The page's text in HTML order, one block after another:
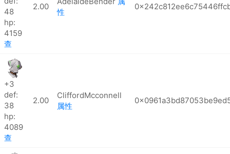
48
hp:
4159
查
2.00
性
+3
def:
38
hp:
4089
查
2.00
CliffordMcconnell
属性